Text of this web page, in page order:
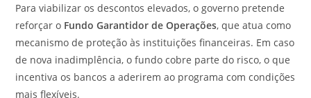
Para viabilizar os descontos elevados, o governo pretende
reforçar o Fundo Garantidor de Operações, que atua como
mecanismo de proteção às instituições financeiras. Em caso
de nova inadimplência, o fundo cobre parte do risco, o que
incentiva os bancos a aderirem ao programa com condições
mais flexíveis.